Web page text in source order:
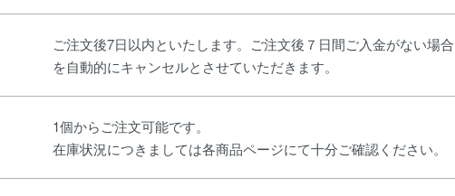
ご注文後7日以内といたします。ご注文後７日間ご入金がない場
を自動的にキャンセルとさせていただきます。
1個からご注文可能です。
在庫状況につきましては各商品ページにて十分ご確認ください。